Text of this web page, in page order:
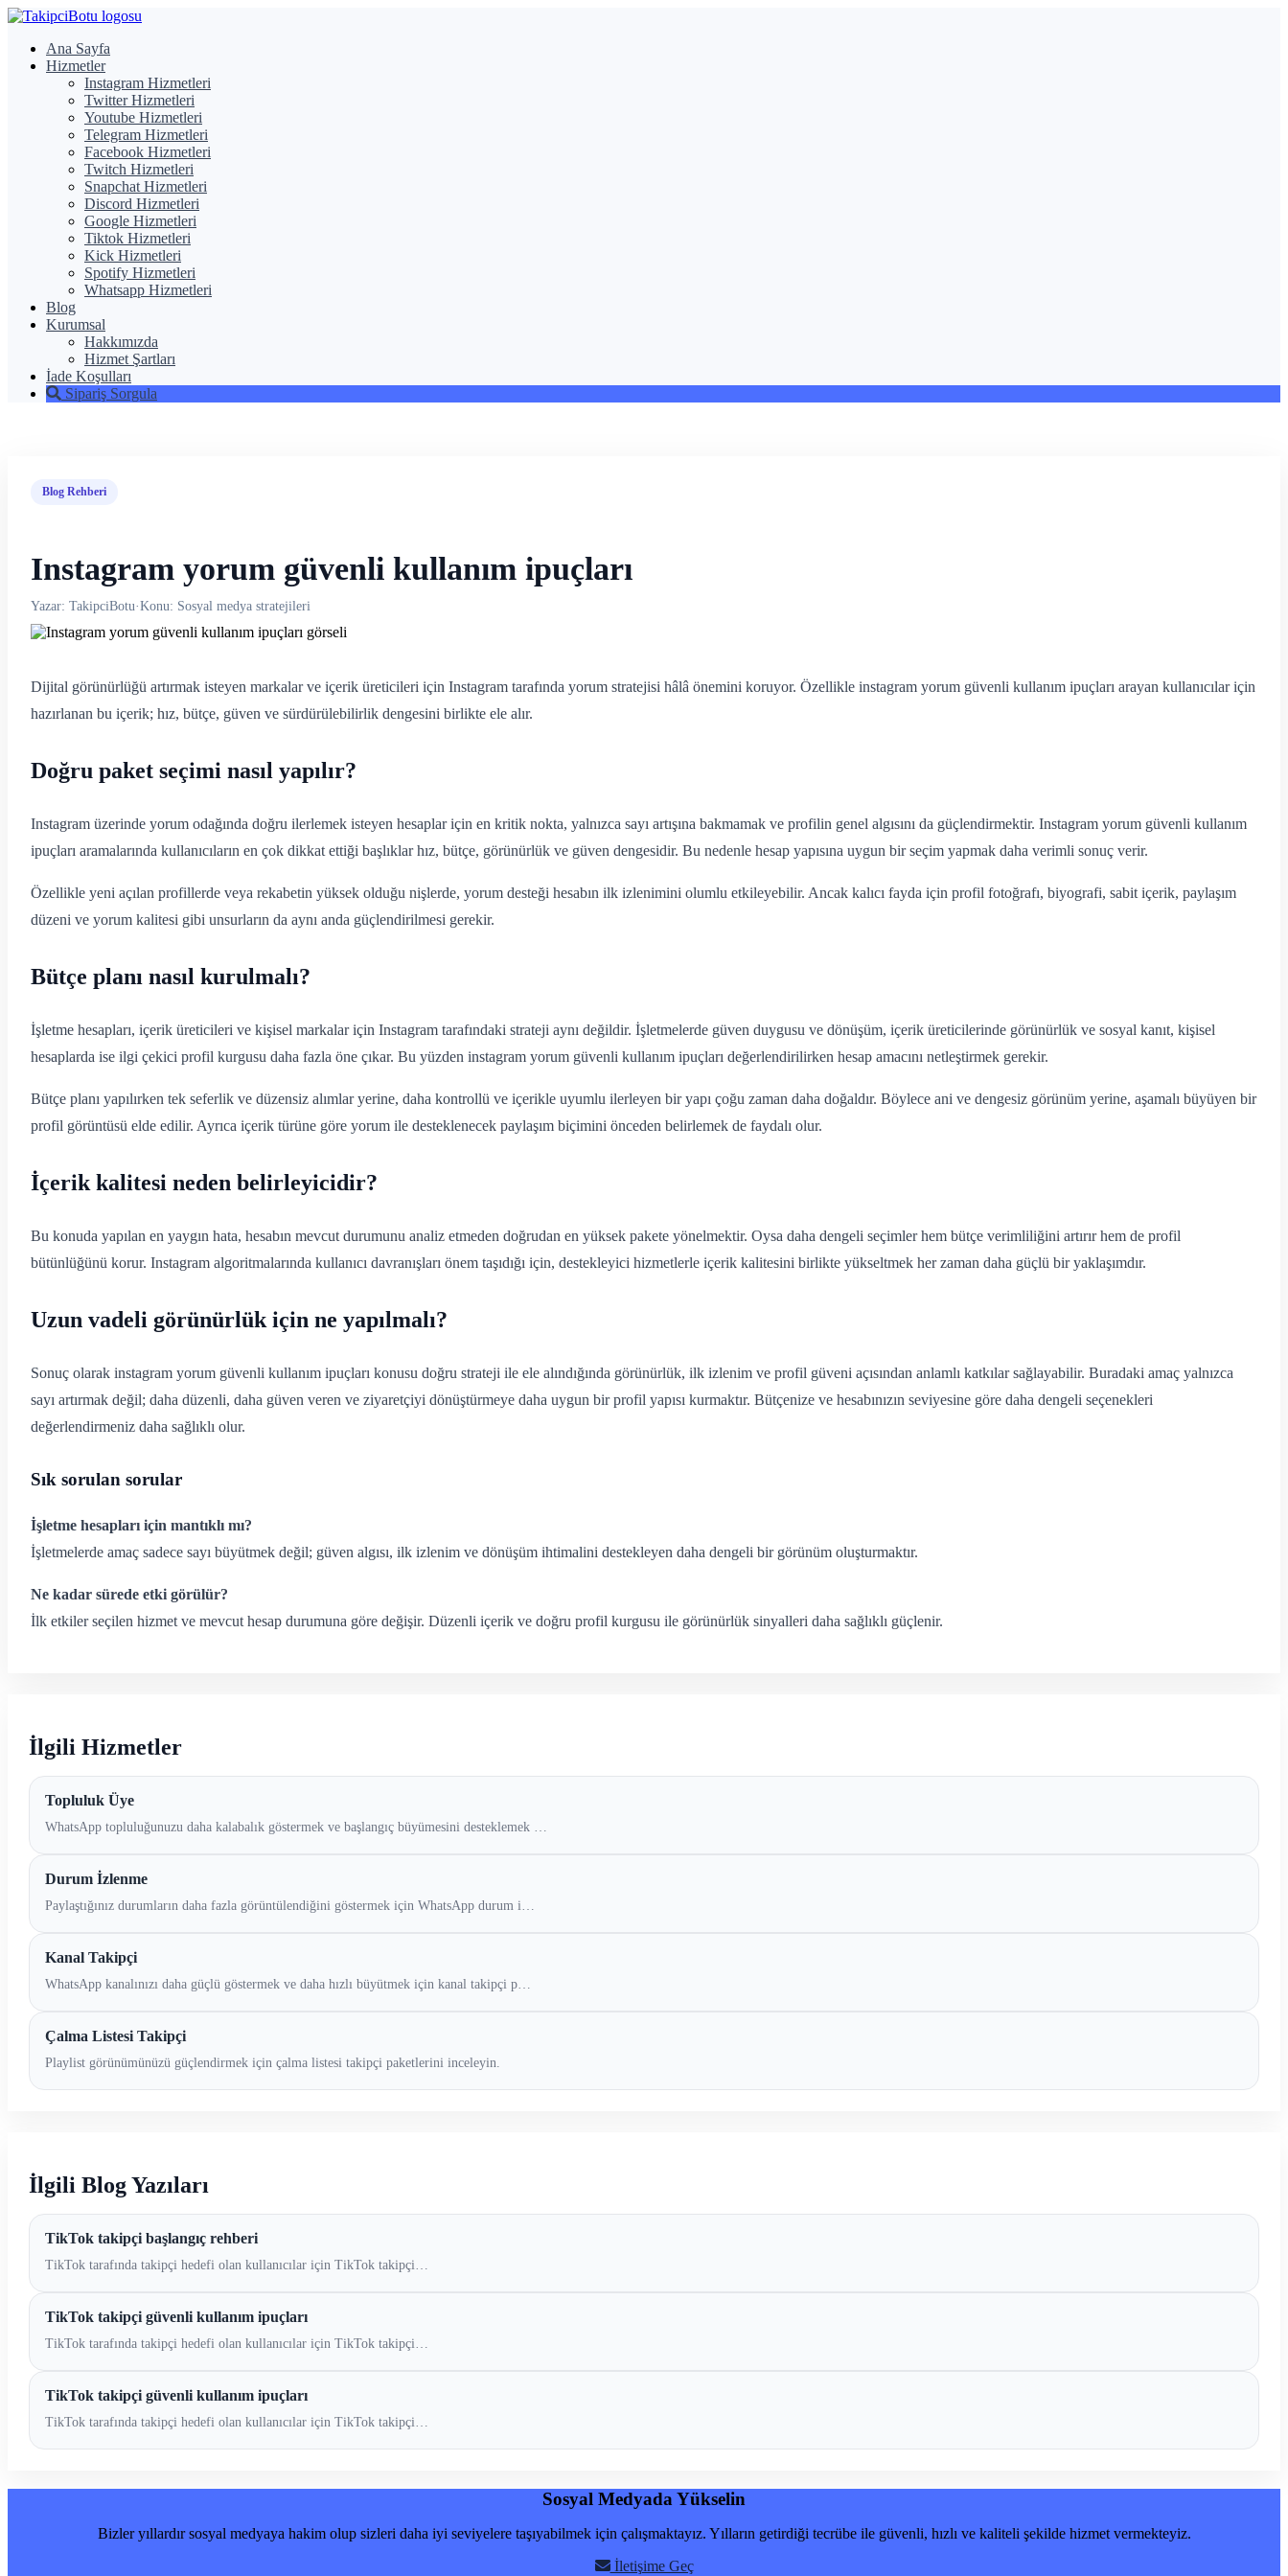
Ana Sayfa
Hizmetler
Instagram Hizmetleri
Twitter Hizmetleri
Youtube Hizmetleri
Telegram Hizmetleri
Facebook Hizmetleri
Twitch Hizmetleri
Snapchat Hizmetleri
Discord Hizmetleri
Google Hizmetleri
Tiktok Hizmetleri
Kick Hizmetleri
Spotify Hizmetleri
Whatsapp Hizmetleri
Blog
Kurumsal
Hakkımızda
Hizmet Şartları
İade Koşulları
Sipariş Sorgula
Blog Rehberi
Instagram yorum güvenli kullanım ipuçları
Yazar: TakipciBotu·Konu: Sosyal medya stratejileri
Dijital görünürlüğü artırmak isteyen markalar ve içerik üreticileri için Instagram tarafında yorum stratejisi hâlâ önemini koruyor. Özellikle instagram yorum güvenli kullanım ipuçları arayan kullanıcılar için
hazırlanan bu içerik; hız, bütçe, güven ve sürdürülebilirlik dengesini birlikte ele alır.
Doğru paket seçimi nasıl yapılır?
Instagram üzerinde yorum odağında doğru ilerlemek isteyen hesaplar için en kritik nokta, yalnızca sayı artışına bakmamak ve profilin genel algısını da güçlendirmektir. Instagram yorum güvenli kullanım
ipuçları aramalarında kullanıcıların en çok dikkat ettiği başlıklar hız, bütçe, görünürlük ve güven dengesidir. Bu nedenle hesap yapısına uygun bir seçim yapmak daha verimli sonuç verir.
Özellikle yeni açılan profillerde veya rekabetin yüksek olduğu nişlerde, yorum desteği hesabın ilk izlenimini olumlu etkileyebilir. Ancak kalıcı fayda için profil fotoğrafı, biyografi, sabit içerik, paylaşım
düzeni ve yorum kalitesi gibi unsurların da aynı anda güçlendirilmesi gerekir.
Bütçe planı nasıl kurulmalı?
İşletme hesapları, içerik üreticileri ve kişisel markalar için Instagram tarafındaki strateji aynı değildir. İşletmelerde güven duygusu ve dönüşüm, içerik üreticilerinde görünürlük ve sosyal kanıt, kişisel
hesaplarda ise ilgi çekici profil kurgusu daha fazla öne çıkar. Bu yüzden instagram yorum güvenli kullanım ipuçları değerlendirilirken hesap amacını netleştirmek gerekir.
Bütçe planı yapılırken tek seferlik ve düzensiz alımlar yerine, daha kontrollü ve içerikle uyumlu ilerleyen bir yapı çoğu zaman daha doğaldır. Böylece ani ve dengesiz görünüm yerine, aşamalı büyüyen bir
profil görüntüsü elde edilir. Ayrıca içerik türüne göre yorum ile desteklenecek paylaşım biçimini önceden belirlemek de faydalı olur.
İçerik kalitesi neden belirleyicidir?
Bu konuda yapılan en yaygın hata, hesabın mevcut durumunu analiz etmeden doğrudan en yüksek pakete yönelmektir. Oysa daha dengeli seçimler hem bütçe verimliliğini artırır hem de profil
bütünlüğünü korur. Instagram algoritmalarında kullanıcı davranışları önem taşıdığı için, destekleyici hizmetlerle içerik kalitesini birlikte yükseltmek her zaman daha güçlü bir yaklaşımdır.
Uzun vadeli görünürlük için ne yapılmalı?
Sonuç olarak instagram yorum güvenli kullanım ipuçları konusu doğru strateji ile ele alındığında görünürlük, ilk izlenim ve profil güveni açısından anlamlı katkılar sağlayabilir. Buradaki amaç yalnızca
sayı artırmak değil; daha düzenli, daha güven veren ve ziyaretçiyi dönüştürmeye daha uygun bir profil yapısı kurmaktır. Bütçenize ve hesabınızın seviyesine göre daha dengeli seçenekleri
değerlendirmeniz daha sağlıklı olur.
Sık sorulan sorular
İşletme hesapları için mantıklı mı?
İşletmelerde amaç sadece sayı büyütmek değil; güven algısı, ilk izlenim ve dönüşüm ihtimalini destekleyen daha dengeli bir görünüm oluşturmaktır.
Ne kadar sürede etki görülür?
İlk etkiler seçilen hizmet ve mevcut hesap durumuna göre değişir. Düzenli içerik ve doğru profil kurgusu ile görünürlük sinyalleri daha sağlıklı güçlenir.
İlgili Hizmetler
Topluluk Üye
WhatsApp topluluğunuzu daha kalabalık göstermek ve başlangıç büyümesini desteklemek …
Durum İzlenme
Paylaştığınız durumların daha fazla görüntülendiğini göstermek için WhatsApp durum i…
Kanal Takipçi
WhatsApp kanalınızı daha güçlü göstermek ve daha hızlı büyütmek için kanal takipçi p…
Çalma Listesi Takipçi
Playlist görünümünüzü güçlendirmek için çalma listesi takipçi paketlerini inceleyin.
İlgili Blog Yazıları
TikTok takipçi başlangıç rehberi
TikTok tarafında takipçi hedefi olan kullanıcılar için TikTok takipçi…
TikTok takipçi güvenli kullanım ipuçları
TikTok tarafında takipçi hedefi olan kullanıcılar için TikTok takipçi…
TikTok takipçi güvenli kullanım ipuçları
TikTok tarafında takipçi hedefi olan kullanıcılar için TikTok takipçi…
Sosyal Medyada Yükselin
Bizler yıllardır sosyal medyaya hakim olup sizleri daha iyi seviyelere taşıyabilmek için çalışmaktayız. Yılların getirdiği tecrübe ile güvenli, hızlı ve kaliteli şekilde hizmet vermekteyiz.
İletişime Geç